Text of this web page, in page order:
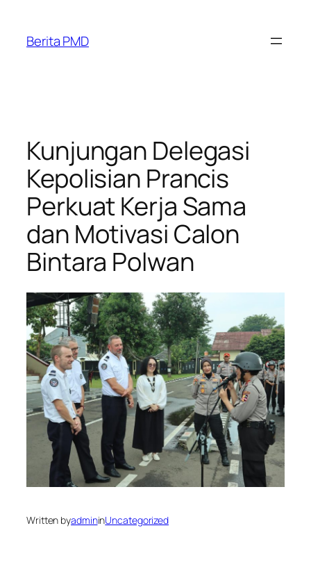
content
Berita PMD
Kunjungan Delegasi
Kepolisian Prancis
Perkuat Kerja Sama
dan Motivasi Calon
Bintara Polwan
Written byadmininUncategorized